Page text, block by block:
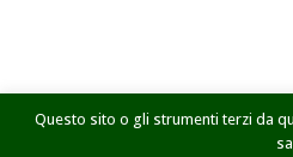
Questo sito o gli strumenti terzi da